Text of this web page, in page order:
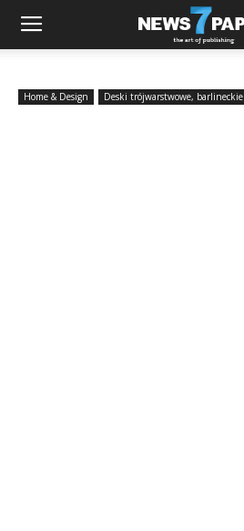
Home & Design Deski trójwarstwowe, barlineckie